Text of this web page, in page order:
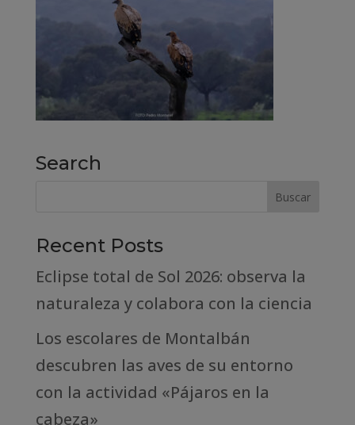
Search
Recent Posts
Eclipse total de Sol 2026: observa la
naturaleza y colabora con la ciencia
Los escolares de Montalbán
descubren las aves de su entorno
con la actividad «Pájaros en la
cabeza»